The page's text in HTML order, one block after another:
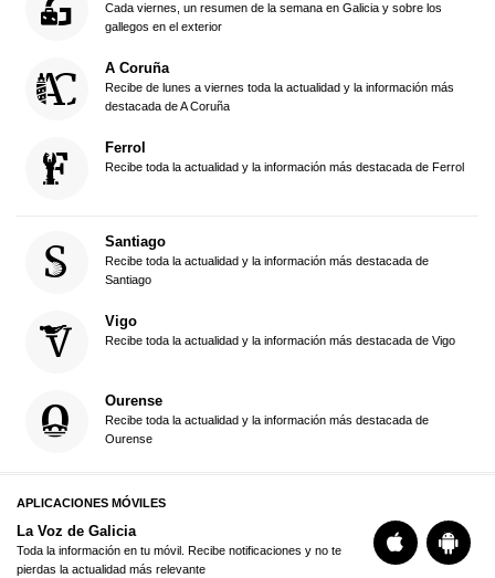
Cada viernes, un resumen de la semana en Galicia y sobre los
gallegos en el exterior
A Coruña
Recibe de lunes a viernes toda la actualidad y la información más
destacada de A Coruña
Ferrol
Recibe toda la actualidad y la información más destacada de Ferrol
Santiago
Recibe toda la actualidad y la información más destacada de
Santiago
Vigo
Recibe toda la actualidad y la información más destacada de Vigo
Ourense
Recibe toda la actualidad y la información más destacada de
Ourense
APLICACIONES MÓVILES
La Voz de Galicia
Toda la información en tu móvil. Recibe notificaciones y no te
pierdas la actualidad más relevante